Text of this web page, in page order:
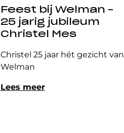
Feest bij Welman –
25 jarig jubileum
Christel Mes
Christel 25 jaar hét gezicht van
Welman
Lees meer